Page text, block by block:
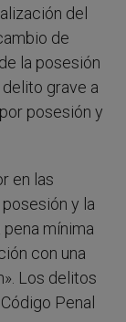
del
de
la posesión
grave a
posesión y
en las
y la
mínima
con una
Los delitos
Penal